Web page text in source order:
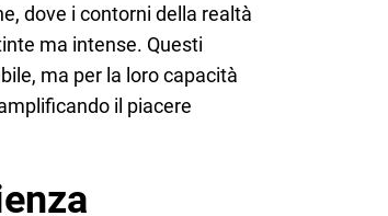
dove i contorni della realtà
ma intense. Questi
ma per la loro capacità
il piacere